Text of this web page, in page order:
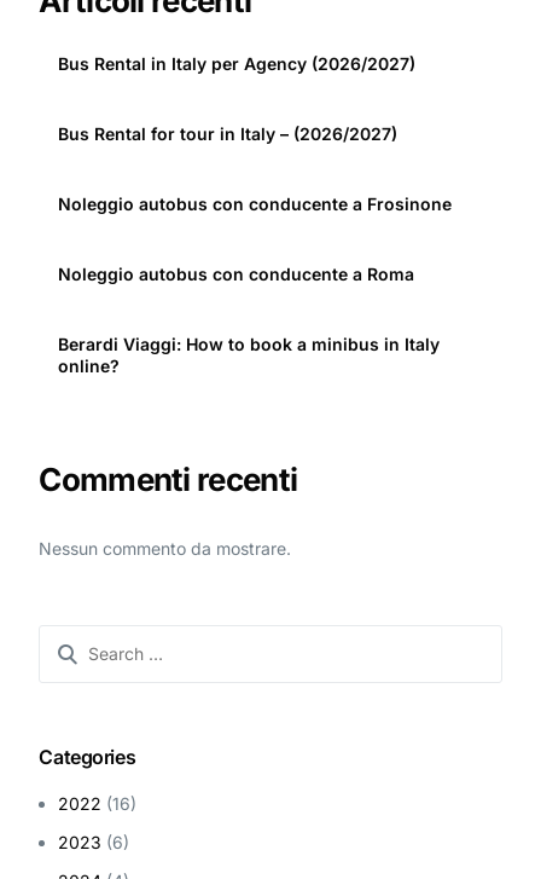
Bus Rental in Italy per Agency (2026/2027)
Bus Rental for tour in Italy – (2026/2027)
Noleggio autobus con conducente a Frosinone
Noleggio autobus con conducente a Roma
Berardi Viaggi: How to book a minibus in Italy
online?
Commenti recenti
Nessun commento da mostrare.
Categories
2022 (16)
2023 (6)